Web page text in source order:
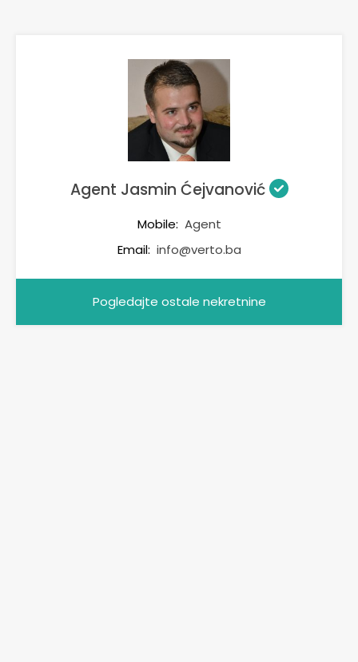
Agent Jasmin Ćejvanović
Mobile: Agent
Email: info@verto.ba
Pogledajte ostale nekretnine